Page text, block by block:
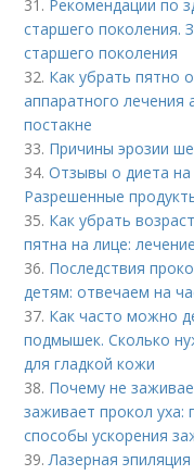
31. Рекомендации по
старшего поколения.
старшего поколения
32. Как убрать пятно
аппаратного лечения
постакне
33. Причины эрозии
34.Отзывы о диета на
Разрешенные
35. Как убрать
пятна на лице: лечение
36. Последствия
детям: отвечаем на
37. Как часто можно
подмышек. Сколько
для гладкой кожи
38. Почему не
заживает прокол уха:
способы ускорения
39.Лазерная